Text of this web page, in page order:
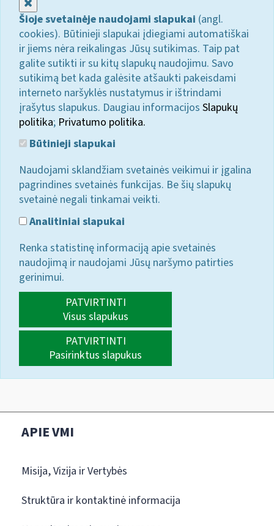
Šioje svetainėje naudojami slapukai (angl.
cookies). Būtinieji slapukai įdiegiami automatiškai
ir jiems nėra reikalingas Jūsų sutikimas. Taip pat
galite sutikti ir su kitų slapukų naudojimu. Savo
sutikimą bet kada galėsite atšaukti pakeisdami
interneto naršyklės nustatymus ir ištrindami
įrašytus slapukus. Daugiau informacijos Slapukų
politika; Privatumo politika.
Būtinieji slapukai
Naudojami sklandžiam svetainės veikimui ir įgalina
pagrindines svetainės funkcijas. Be šių slapukų
svetainė negali tinkamai veikti.
Analitiniai slapukai
Renka statistinę informaciją apie svetainės
naudojimą ir naudojami Jūsų naršymo patirties
gerinimui.
PATVIRTINTI
Visus slapukus
PATVIRTINTI
Pasirinktus slapukus
APIE VMI
Misija, Vizija ir Vertybės
Struktūra ir kontaktinė informacija